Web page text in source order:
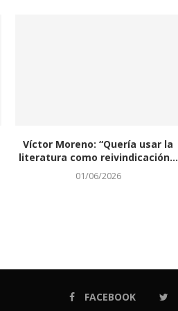
Víctor Moreno: “Quería usar la
literatura como reivindicación...
01/06/2026
FACEBOOK